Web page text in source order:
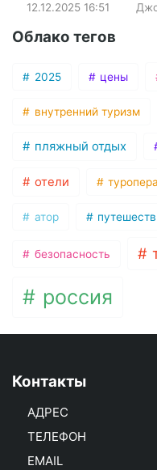
12.12.2025 16:51
Облако тегов
2025 цены
внутренний туризм
пляжный отдых
отели
атор
безопасность
россия
Контакты
АДРЕС
ТЕЛЕФОН
EMAIL